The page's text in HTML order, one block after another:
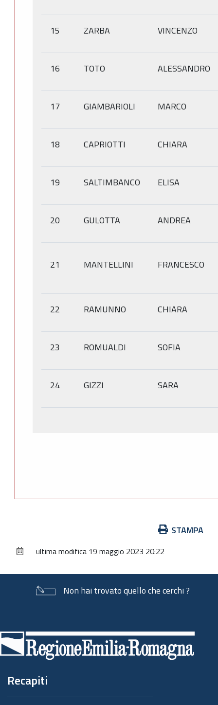
15 ZARBA VINCENZO
16 TOTO ALESSANDRO
17 GIAMBARIOLI MARCO
18 CAPRIOTTI CHIARA
19 SALTIMBANCO ELISA
20 GULOTTA ANDREA
21 MANTELLINI FRANCESCO
22 RAMUNNO CHIARA
23 ROMUALDI SOFIA
24 GIZZI SARA
documento
STAMPA
ultima modifica 19 maggio 2023 20:22
Non hai trovato quello che cerchi ?
di
pagina
Recapiti